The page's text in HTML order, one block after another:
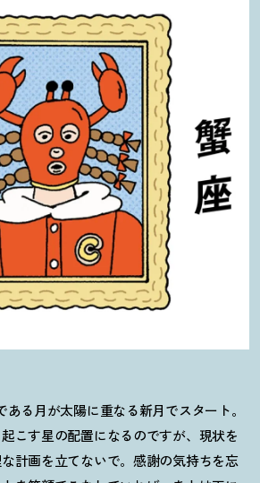
る月が太陽に重なる新月でスタート。
こす星の配置になるのですが、現状を
計画を立てないで。感謝の気持ちを忘